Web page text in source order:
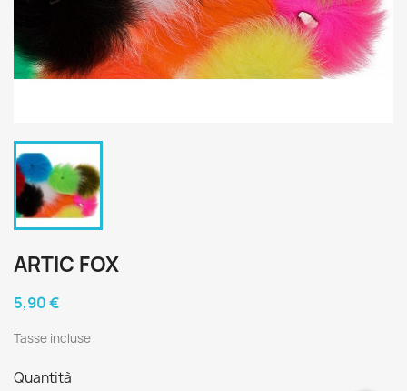
ARTIC FOX
5,90 €
Tasse incluse
Quantità